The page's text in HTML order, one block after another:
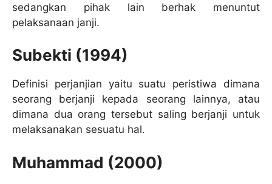
sedangkan pihak lain berhak menuntut
pelaksanaan janji.
Subekti (1994)
Definisi perjanjian yaitu suatu peristiwa dimana
seorang berjanji kepada seorang lainnya, atau
dimana dua orang tersebut saling berjanji untuk
melaksanakan sesuatu hal.
Muhammad (2000)